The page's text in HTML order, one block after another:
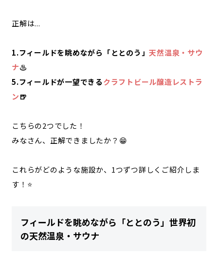
正解は...
1.フィールドを眺めながら「ととのう」天然温泉・サウ
ナ♨️
5.フィールドが一望できるクラフトビール醸造レストラ
ン🍺
こちらの2つでした！
みなさん、正解できましたか？😁
これらがどのような施設か、1つずつ詳しくご紹介しま
す！⭐️
フィールドを眺めながら「ととのう」世界初
の天然温泉・サウナ